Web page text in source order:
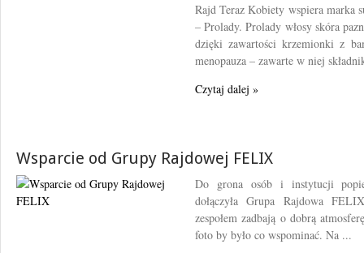
Rajd Teraz Kobiety wspiera marka
– Prolady. Prolady włosy skóra
dzięki zawartości krzemionki z
menopauza – zawarte w niej
Czytaj dalej »
Wsparcie od Grupy Rajdowej FELIX
Do grona osób i instytucji
dołączyła Grupa Rajdowa
zespołem zadbają o dobrą
foto by było co wspominać. Na ...